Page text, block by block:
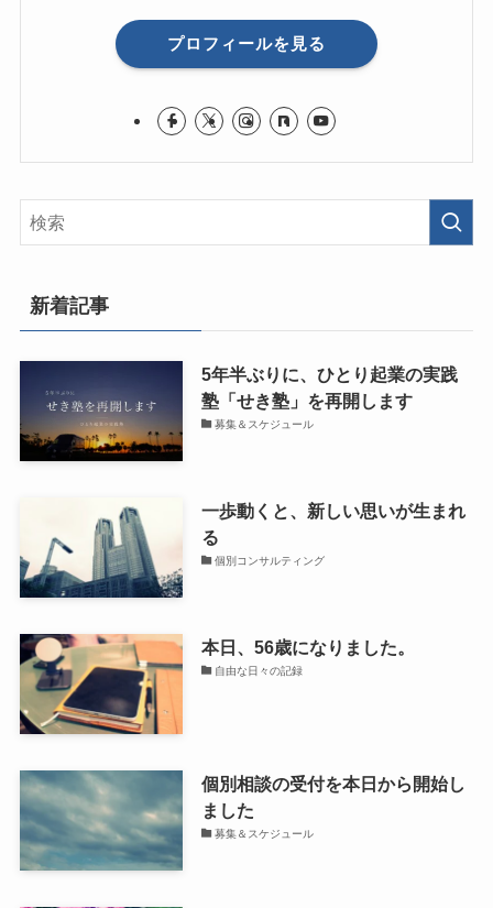
プロフィールを見る
新着記事
5年半ぶりに、ひとり起業の実践
塾「せき塾」を再開します
募集＆スケジュール
一歩動くと、新しい思いが生まれ
る
個別コンサルティング
本日、56歳になりました。
自由な日々の記録
個別相談の受付を本日から開始し
ました
募集＆スケジュール